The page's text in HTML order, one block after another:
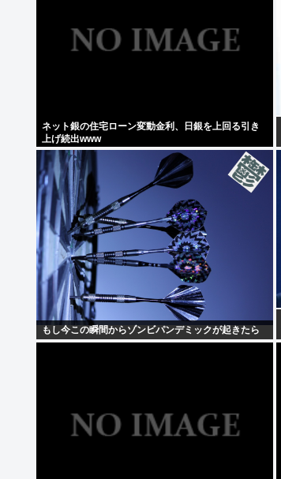
ネット銀の住宅ローン変動金利、日銀を上回る引き
上げ続出www
もし今この瞬間からゾンビパンデミックが起きたら